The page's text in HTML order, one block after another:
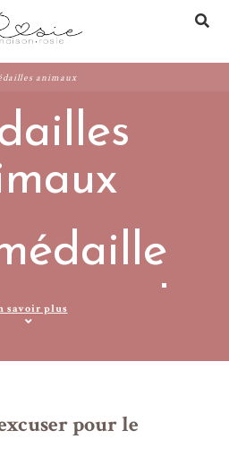
animaux
votre
du quotidien avec style et
savoir plus
pour le